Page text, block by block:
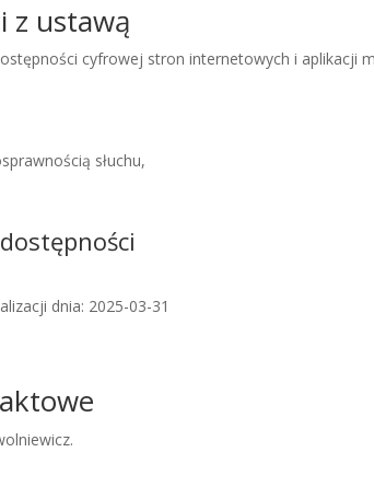
z ustawą
cyfrowej stron internetowych i aplikacji
słuchu,
dnia: 2025-03-31
.